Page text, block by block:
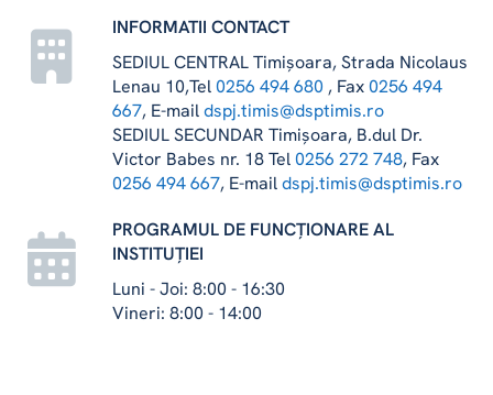
INFORMATII CONTACT
SEDIUL CENTRAL Timișoara, Strada Nicolaus
Lenau 10,Tel0256 494 680 , Fax0256 494
667, E-maildspj.timis@dsptimis.ro
SEDIUL SECUNDAR Timișoara, B.dul Dr.
Victor Babes nr. 18 Tel0256 272 748, Fax
0256 494 667, E-maildspj.timis@dsptimis.ro
PROGRAMUL DE FUNCȚIONARE AL
INSTITUȚIEI
Luni - Joi: 8:00 - 16:30
Vineri: 8:00 - 14:00